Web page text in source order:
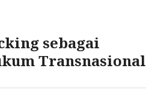
sebagai
Transnasional